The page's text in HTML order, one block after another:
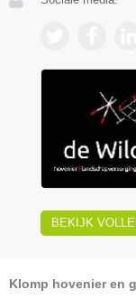
BEKIJK
Klomp hovenier en